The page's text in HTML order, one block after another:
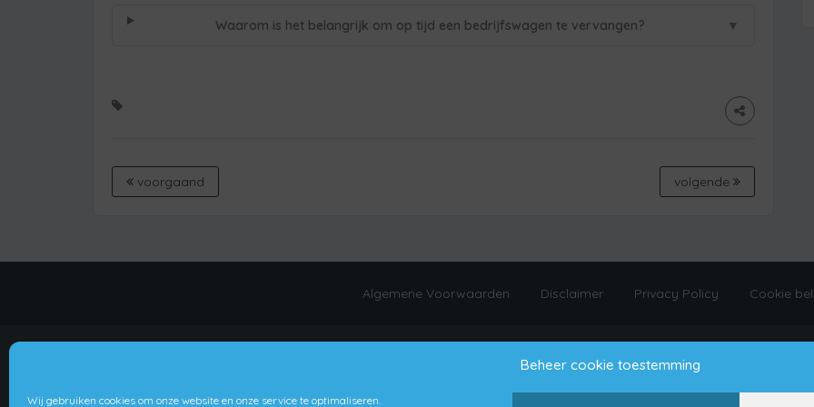
Beheer cookie toestemming
Wij gebruiken cookies om onze website en onze service te optimaliseren.
Waarom is het belangrijk om op tijd een bedrijfswagen te vervangen? ▼
voorgaand volgende
Algemene Voorwaarden Disclaimer Privacy Policy Cookie
Copyright © 2021 Aanhangwagens Nederland